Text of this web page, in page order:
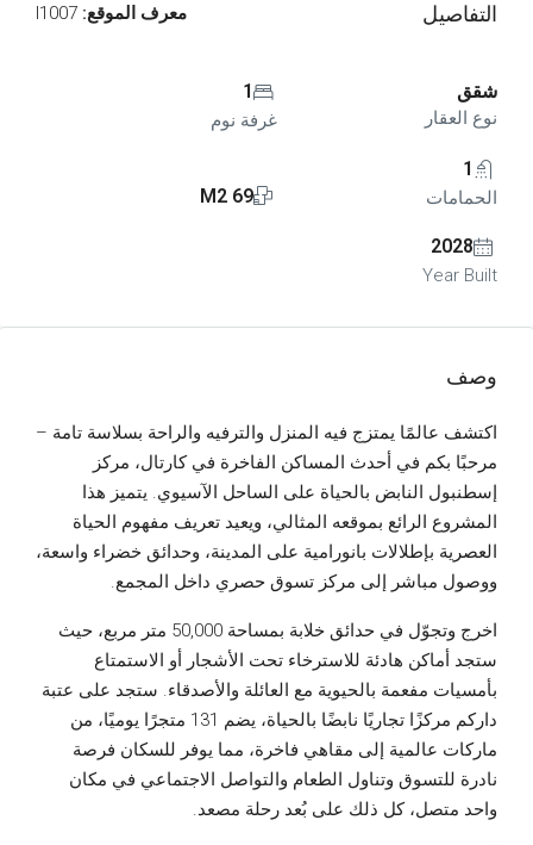
التفاصيل معرف الموقع:
شقق
نوع العقار
1
غرفة نوم
1
الحمامات 69 M2
2028
Year Built
وصف
اكتشف عالمًا يمتزج فيه المنزل والترفيه والراحة بسلاسة تامة –
مرحبًا بكم في أحدث المساكن الفاخرة في كارتال، مركز
إسطنبول النابض بالحياة على الساحل الآسيوي. يتميز هذا
المشروع الرائع بموقعه المثالي، ويعيد تعريف مفهوم الحياة
العصرية بإطلالات بانورامية على المدينة، وحدائق خضراء واسعة،
ووصول مباشر إلى مركز تسوق حصري داخل المجمع.
اخرج وتجوّل في حدائق خلابة بمساحة 50,000 متر مربع، حيث
ستجد أماكن هادئة للاسترخاء تحت الأشجار أو الاستمتاع
بأمسيات مفعمة بالحيوية مع العائلة والأصدقاء. ستجد على عتبة
داركم مركزًا تجاريًا نابضًا بالحياة، يضم 131 متجرًا يوميًا، من
ماركات عالمية إلى مقاهي فاخرة، مما يوفر للسكان فرصة
نادرة للتسوق وتناول الطعام والتواصل الاجتماعي في مكان
واحد متصل، كل ذلك على بُعد رحلة مصعد.